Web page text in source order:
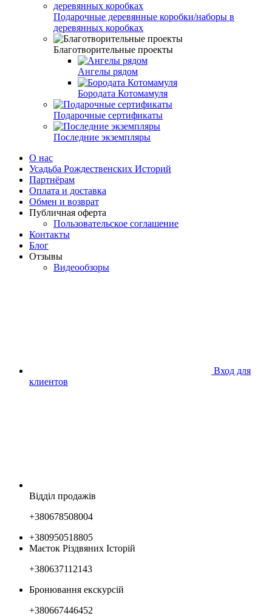
Подарочные деревянные коробки/наборы в
деревянных коробках
Благотворительные проекты
Ангелы рядом
Бородата Котомамуля
Подарочные сертификаты
Последние экземпляры
О нас
Усадьба Рождественских Историй
Партнёрам
Оплата и доставка
Обмен и возврат
Публичная оферта
Пользовательское соглашение
Контакты
Блог
Отзывы
Видеообзоры
Вход для
клиентов
Відділ продажів
+380678508004
+380950518805
Маєток Різдвяних Історій
+380637112143
Бронювання екскурсій
+380667446452